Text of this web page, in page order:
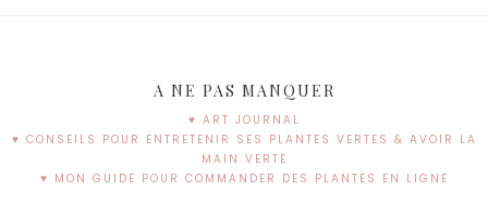
A NE PAS MANQUER
♥ ART JOURNAL
♥ CONSEILS POUR ENTRETENIR SES PLANTES VERTES & AVOIR LA
MAIN VERTE
♥ MON GUIDE POUR COMMANDER DES PLANTES EN LIGNE